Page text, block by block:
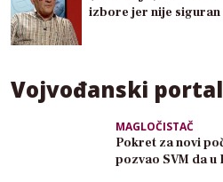
izbore jer nije siguran
Vojvođanski
MAGLOČISTAČ
Pokret za novi
pozvao SVM da